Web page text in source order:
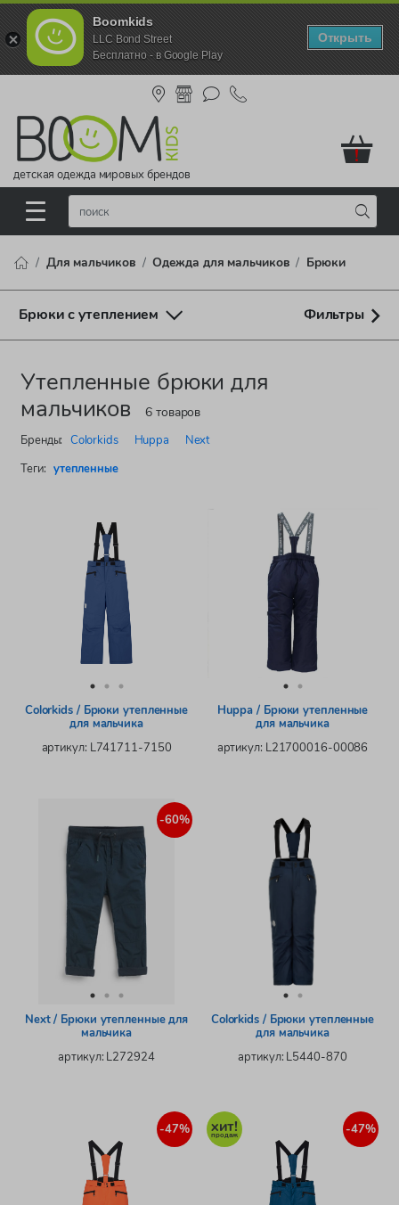
Boomkids
LLC Bond Street
Бесплатно - в Google Play
Открыть
детская одежда мировых брендов
!
Для мальчиков Одежда для мальчиков Брюки
Брюки с утеплением Фильтры
Утепленные брюки для
мальчиков
6 товаров
Бренды: Colorkids Huppa
Next
Теги: утепленные
Colorkids / Брюки утепленные
для мальчика
артикул: L741711-7150
Huppa / Брюки утепленные
для мальчика
артикул: L21700016-00086
-60%
Next / Брюки утепленные для
мальчика
артикул: L272924
Colorkids / Брюки утепленные
для мальчика
артикул: L5440-870
-47% -47%